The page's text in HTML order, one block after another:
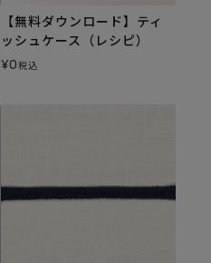
【無料ダウンロード】ティ
ッシュケース（レシピ）
¥0税込